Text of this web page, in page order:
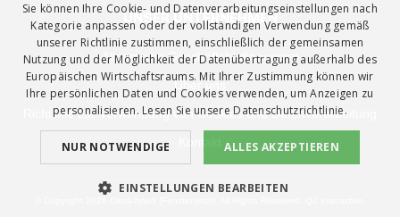
UNSER UNTERNEHMEN
Allgemeine Geschäftsbedingungen
Über uns
Richtlinie zur Verwendung von Cookies und Datenverarbeitung
Sie können Ihre Cookie- und Datenverarbeitungseinstellungen nach
Kategorie anpassen oder der vollständigen Verwendung gemäß
unserer Richtlinie zustimmen, einschließlich der gemeinsamen
Nutzung und der Möglichkeit der Datenübertragung außerhalb des
Europäischen Wirtschaftsraums. Mit Ihrer Zustimmung können wir
Ihre persönlichen Daten und Cookies verwenden, um Anzeigen zu
personalisieren. Lesen Sie unsere Datenschutzrichtlinie.
ALLES AKZEPTIEREN
NUR NOTWENDIGE
EINSTELLUNGEN BEARBEITEN